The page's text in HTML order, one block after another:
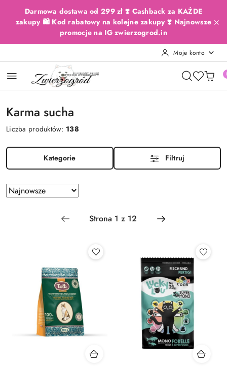
Przejdź do treści głównej
Przejdź do wyszukiwarki
Przejdź do moje konto
Przejdź do menu głównego
Przejdź do stopki
Darmowa dostawa od 299 zł ❣️ Cashback za KAŻDE
zakupy 🛍️ Kod rabatowy na kolejne zakupy ❣️ Najnowsze
promocje na IG zwierzogrod.in
Moje konto
Karma sucha
Liczba produktów: 138
Kategorie Filtruj
Zastosowano
sortowanie:
Sortuj
według